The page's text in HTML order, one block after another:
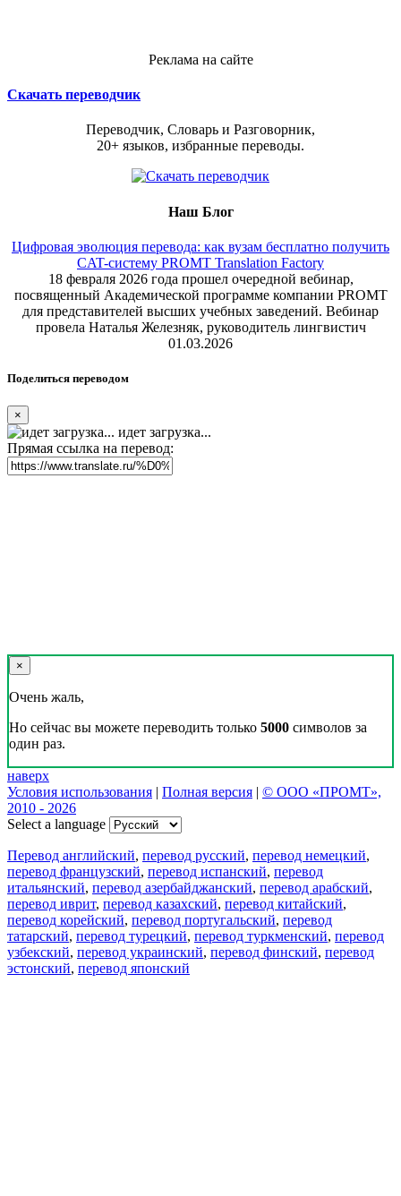
Реклама на сайте
Скачать переводчик
Переводчик, Словарь и Разговорник,
20+ языков, избранные переводы.
Наш Блог
Цифровая эволюция перевода: как вузам бесплатно получить
CAT-систему PROMT Translation Factory
18 февраля 2026 года прошел очередной вебинар,
посвященный Академической программе компании PROMT
для представителей высших учебных заведений. Вебинар
провела Наталья Железняк, руководитель лингвистич
01.03.2026
Поделиться переводом
×
идет загрузка...
Прямая ссылка на перевод:
×
Очень жаль,
Но сейчас вы можете переводить только 5000 символов за
один раз.
наверх
Условия использования | Полная версия | © ООО «ПРОМТ»,
2010 - 2026
Select a language
Перевод английский, перевод русский, перевод немецкий,
перевод французский, перевод испанский, перевод
итальянский, перевод азербайджанский, перевод арабский,
перевод иврит, перевод казахский, перевод китайский,
перевод корейский, перевод португальский, перевод
татарский, перевод турецкий, перевод туркменский, перевод
узбекский, перевод украинский, перевод финский, перевод
эстонский, перевод японский